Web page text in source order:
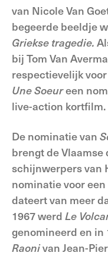
van Nicole Van
begeerde beeldje
Griekse tragedie.
bij Tom Van
respectievelijk voor
Une Soeureen
live-action kortfilm.
De nominatie van
brengt de
schijnwerpers van
nominatie voor
dateert van meer
1967 werd Le
genomineerd en in
Raonivan Jean-